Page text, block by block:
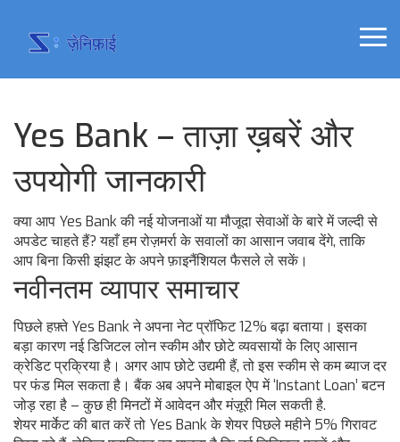
Yes Bank – ताज़ा ख़बरें और
उपयोगी जानकारी
क्या आप Yes Bank की नई योजनाओं या मौजूदा सेवाओं के बारे में जल्दी से
अपडेट चाहते हैं? यहाँ हम रोज़मर्रा के सवालों का आसान जवाब देंगे, ताकि
आप बिना किसी झंझट के अपने फ़ाइनैंशियल फैसले ले सकें।
नवीनतम व्यापार समाचार
पिछले हफ़्ते Yes Bank ने अपना नेट प्रॉफिट 12% बढ़ा बताया। इसका
बड़ा कारण नई डिजिटल लोन स्कीम और छोटे व्यवसायों के लिए आसान
क्रेडिट प्रक्रिया है। अगर आप छोटे उद्यमी हैं, तो इस स्कीम से कम ब्याज दर
पर फंड मिल सकता है। बैंक अब अपने मोबाइल ऐप में ‘Instant Loan’ बटन
जोड़ रहा है – कुछ ही मिनटों में आवेदन और मंज़ूरी मिल सकती है.
शेयर मार्केट की बात करें तो Yes Bank के शेयर पिछले महीने 5% गिरावट